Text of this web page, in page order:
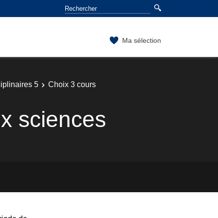
Ma sélection
5
Choix 3 cours
sciences